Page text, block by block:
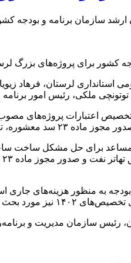
ارشد سازمان برنامه و بودجه
کشور برای پروژه‌های بزرگ
استانداری لرستان، فرهاد
ملکی، رئیس امور
استان در سال ۱۴۰۳ لرستان انجام داد.
به استان اختصاص داده شود.
رئیس سازمان مدیریت و